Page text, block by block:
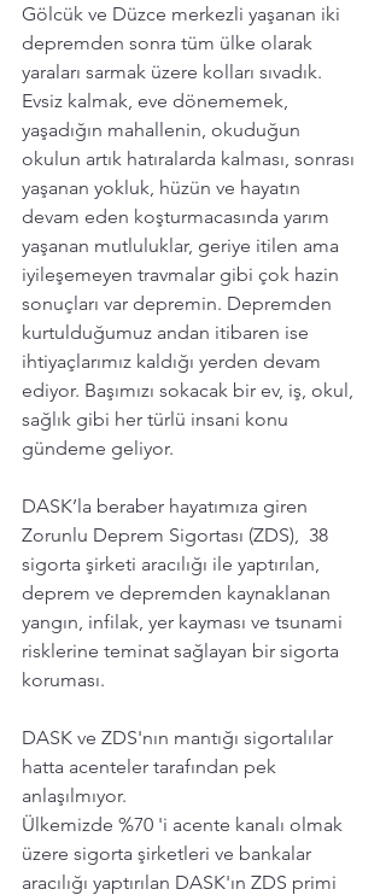
Gölcük ve Düzce merkezli yaşanan iki
depremden sonra tüm ülke olarak
yaraları sarmak üzere kolları sıvadık.
Evsiz kalmak, eve dönememek,
yaşadığın mahallenin, okuduğun
okulun artık hatıralarda kalması, sonrası
yaşanan yokluk, hüzün ve hayatın
devam eden koşturmacasında yarım
yaşanan mutluluklar, geriye itilen ama
iyileşemeyen travmalar gibi çok hazin
sonuçları var depremin. Depremden
kurtulduğumuz andan itibaren ise
ihtiyaçlarımız kaldığı yerden devam
ediyor. Başımızı sokacak bir ev, iş, okul,
sağlık gibi her türlü insani konu
gündeme geliyor.
DASK’la beraber hayatımıza giren
Zorunlu Deprem Sigortası (ZDS),  38
sigorta şirketi aracılığı ile yaptırılan,
deprem ve depremden kaynaklanan
yangın, infilak, yer kayması ve tsunami
risklerine teminat sağlayan bir sigorta
koruması.
DASK ve ZDS'nın mantığı sigortalılar
hatta acenteler tarafından pek
anlaşılmıyor.
Ülkemizde %70 'i acente kanalı olmak
üzere sigorta şirketleri ve bankalar
aracılığı yaptırılan DASK'ın ZDS primi